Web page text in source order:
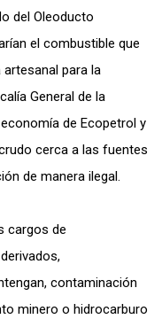
del Oleoducto
el combustible que
para la
General de la
de Ecopetrol y
cerca a las fuentes
de manera ilegal.
cargos de
contaminación
minero o hidrocarburo